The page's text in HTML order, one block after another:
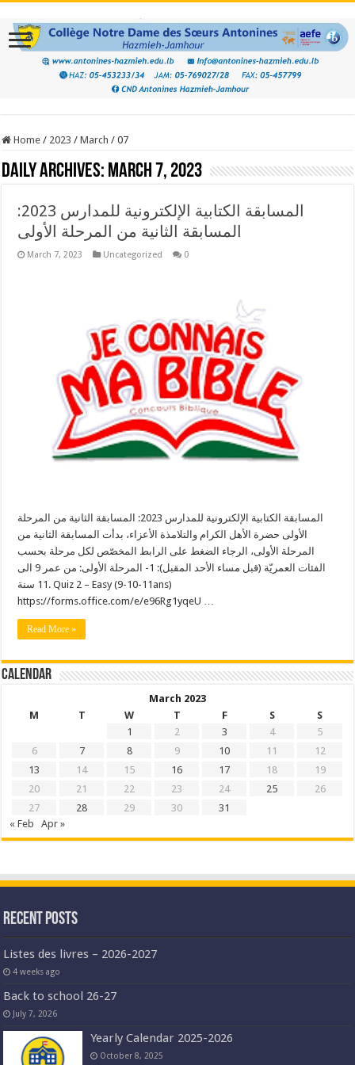
Home / 2023 / March / 07
Daily Archives: March 7, 2023
المسابقة الكتابية الإلكترونية للمدارس 2023:
المسابقة الثانية من المرحلة الأولى
March 7, 2023 Uncategorized 0
المسابقة الكتابية الإلكترونية للمدارس 2023: المسابقة الثانية من المرحلة
الأولى حضرة الأهل الكرام والتلامذة الأعزاء، بدأت المسابقة الثانية من
المرحلة الأولى، الرجاء الضغط على الرابط المخصّص لكل مرحلة بحسب
الفئات العمريّة (قبل مساء الأحد المقبل): 1- المرحلة الأولى: من عمر 9 الى
11 سنة. Quiz 2 – Easy (9-10-11ans)
https://forms.office.com/e/e96Rg1yqeU …
Read More »
Calendar
March 2023
M
T W T F S
S
1
2 3 4
5
6
7 8 9 10 11
12
13
14 15 16 17 18
19
20
21 22 23 24 25
26
27
28 29 30
31
« Feb
Apr »
Recent Posts
Listes des livres – 2026-2027
4 weeks ago
Back to school 26-27
July 7, 2026
Yearly Calendar 2025-2026
October 8, 2025